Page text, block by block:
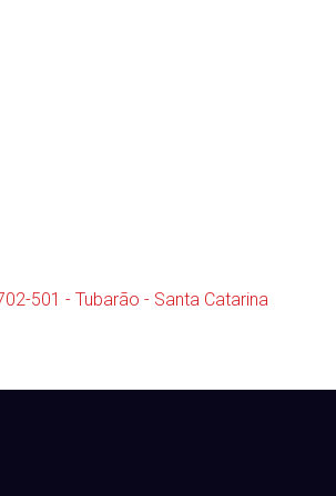
501 - Tubarão - Santa Catarina